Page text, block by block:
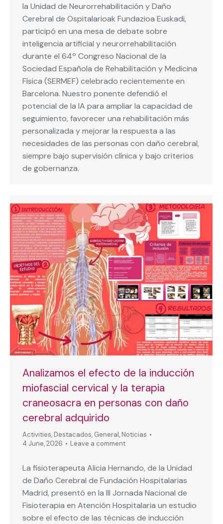
la Unidad de Neurorrehabilitación y Daño
Cerebral de Ospitalarioak Fundazioa Euskadi,
participó en una mesa de debate sobre
inteligencia artificial y neurorrehabilitación
durante el 64º Congreso Nacional de la
Sociedad Española de Rehabilitación y Medicina
Física (SERMEF) celebrado recientemente en
Barcelona. Nuestro ponente defendió el
potencial de la IA para ampliar la capacidad de
seguimiento, favorecer una rehabilitación más
personalizada y mejorar la respuesta a las
necesidades de las personas con daño cerebral,
siempre bajo supervisión clínica y bajo criterios
de gobernanza.
Analizamos el efecto de la inducción
miofascial cervical y la terapia
craneosacra en personas con daño
cerebral adquirido
Activities, Destacados, General, Noticias
4 June, 2026
Leave a comment
La fisioterapeuta Alicia Hernando, de la Unidad
de Daño Cerebral de Fundación Hospitalarias
Madrid, presentó en la III Jornada Nacional de
Fisioterapia en Atención Hospitalaria un estudio
sobre el efecto de las técnicas de inducción